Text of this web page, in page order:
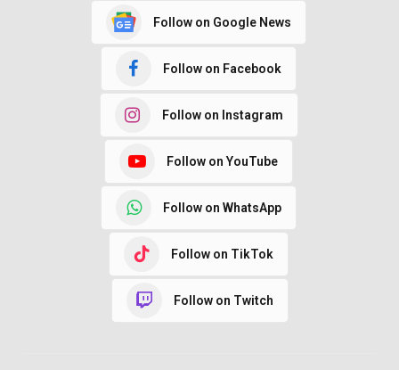
Follow on Google News
Follow on Facebook
Follow on Instagram
Follow on YouTube
Follow on WhatsApp
Follow on TikTok
Follow on Twitch